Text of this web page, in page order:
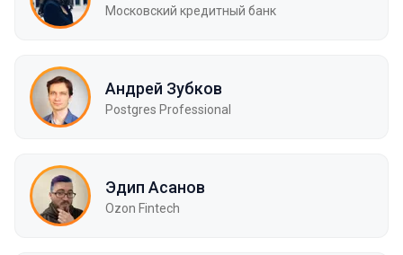
Московский кредитный банк
Андрей Зубков
Postgres Professional
Эдип Асанов
Ozon Fintech